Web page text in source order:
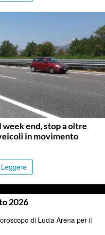
end, stop a oltre
in movimento
2026
di Lucia Arena per il